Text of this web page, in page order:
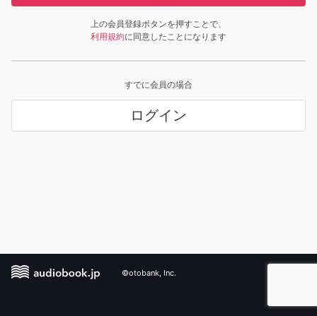
上の会員登録ボタンを押すことで、
利用規約に同意したことになります
すでに会員の場合
ログイン
©otobank, Inc.